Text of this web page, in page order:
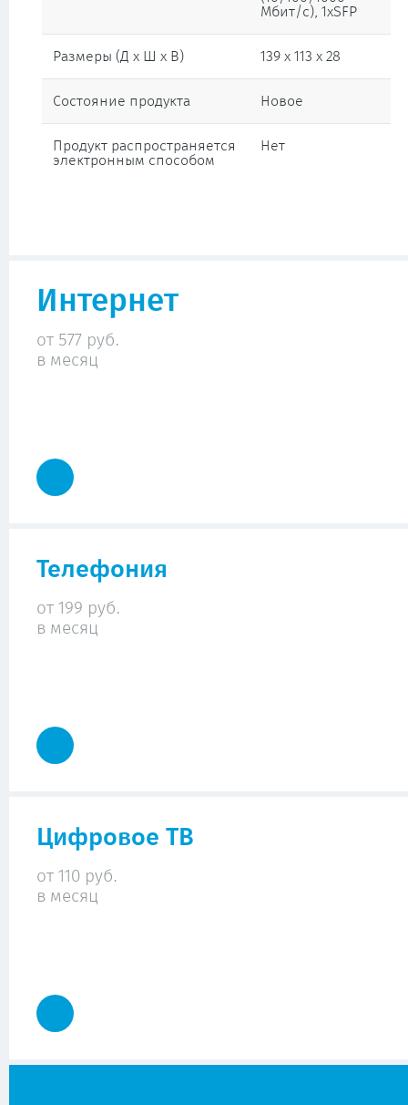
Мбит/с), 1xSFP
Размеры (Д х Ш х В) 139 x 113 x 28
Состояние продукта Новое
Продукт распространяется
электронным способом
Нет
Интернет
от 577 руб.
в месяц
Телефония
от 199 руб.
в месяц
Цифровое ТВ
от 110 руб.
в месяц